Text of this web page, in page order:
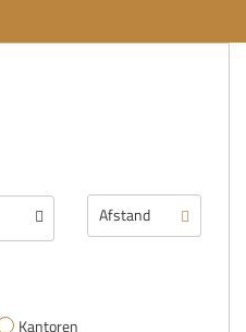
Kantoren